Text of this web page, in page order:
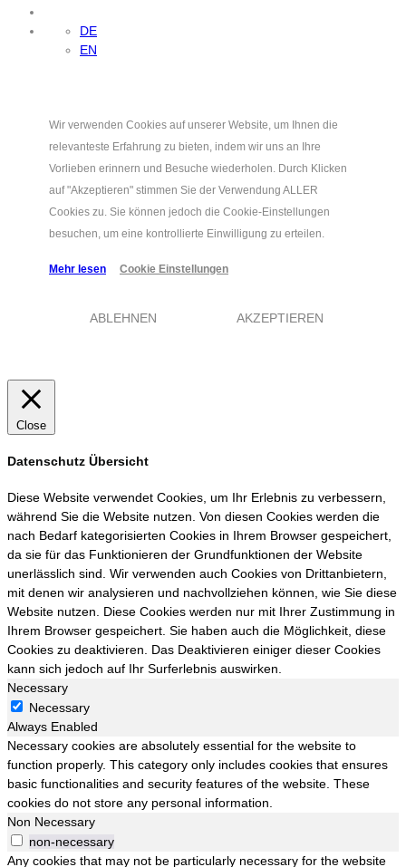
DE
EN
Wir verwenden Cookies auf unserer Website, um Ihnen die
relevanteste Erfahrung zu bieten, indem wir uns an Ihre
Vorlieben erinnern und Besuche wiederholen. Durch Klicken
auf "Akzeptieren" stimmen Sie der Verwendung ALLER
Cookies zu. Sie können jedoch die Cookie-Einstellungen
besuchen, um eine kontrollierte Einwilligung zu erteilen.
Mehr lesen Cookie Einstellungen
ABLEHNEN AKZEPTIEREN
Close
Datenschutz Übersicht
Diese Website verwendet Cookies, um Ihr Erlebnis zu verbessern,
während Sie die Website nutzen. Von diesen Cookies werden die
nach Bedarf kategorisierten Cookies in Ihrem Browser gespeichert,
da sie für das Funktionieren der Grundfunktionen der Website
unerlässlich sind. Wir verwenden auch Cookies von Drittanbietern,
mit denen wir analysieren und nachvollziehen können, wie Sie diese
Website nutzen. Diese Cookies werden nur mit Ihrer Zustimmung in
Ihrem Browser gespeichert. Sie haben auch die Möglichkeit, diese
Cookies zu deaktivieren. Das Deaktivieren einiger dieser Cookies
kann sich jedoch auf Ihr Surferlebnis auswirken.
Necessary
Necessary
Always Enabled
Necessary cookies are absolutely essential for the website to
function properly. This category only includes cookies that ensures
basic functionalities and security features of the website. These
cookies do not store any personal information.
Non Necessary
non-necessary
Any cookies that may not be particularly necessary for the website